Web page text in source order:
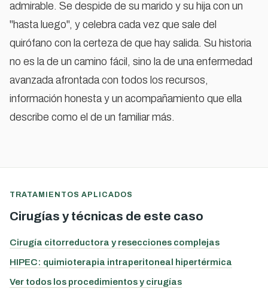
admirable. Se despide de su marido y su hija con un
"hasta luego", y celebra cada vez que sale del
quirófano con la certeza de que hay salida. Su historia
no es la de un camino fácil, sino la de una enfermedad
avanzada afrontada con todos los recursos,
información honesta y un acompañamiento que ella
describe como el de un familiar más.
TRATAMIENTOS APLICADOS
Cirugías y técnicas de este caso
Cirugía citorreductora y resecciones complejas
HIPEC: quimioterapia intraperitoneal hipertérmica
Ver todos los procedimientos y cirugías